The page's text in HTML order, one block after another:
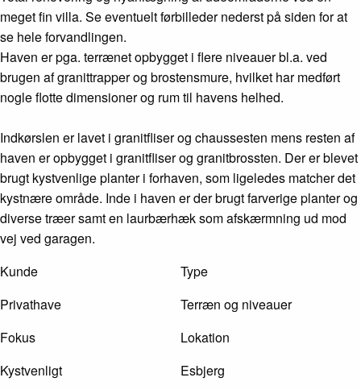
meget fin villa. Se eventuelt førbilleder nederst på siden for at
se hele forvandlingen.
Haven er pga. terrænet opbygget i flere niveauer bl.a. ved
brugen af granittrapper og brostensmure, hvilket har medført
nogle flotte dimensioner og rum til havens helhed.
Indkørslen er lavet i granitfliser og chaussesten mens resten af
haven er opbygget i granitfliser og granitbrossten. Der er blevet
brugt kystvenlige planter i forhaven, som ligeledes matcher det
kystnære område. Inde i haven er der brugt farverige planter og
diverse træer samt en laurbærhæk som afskærmning ud mod
vej ved garagen.
Kunde
Privathave
Type
Terræn og niveauer
Fokus
Kystvenligt
Lokation
Esbjerg